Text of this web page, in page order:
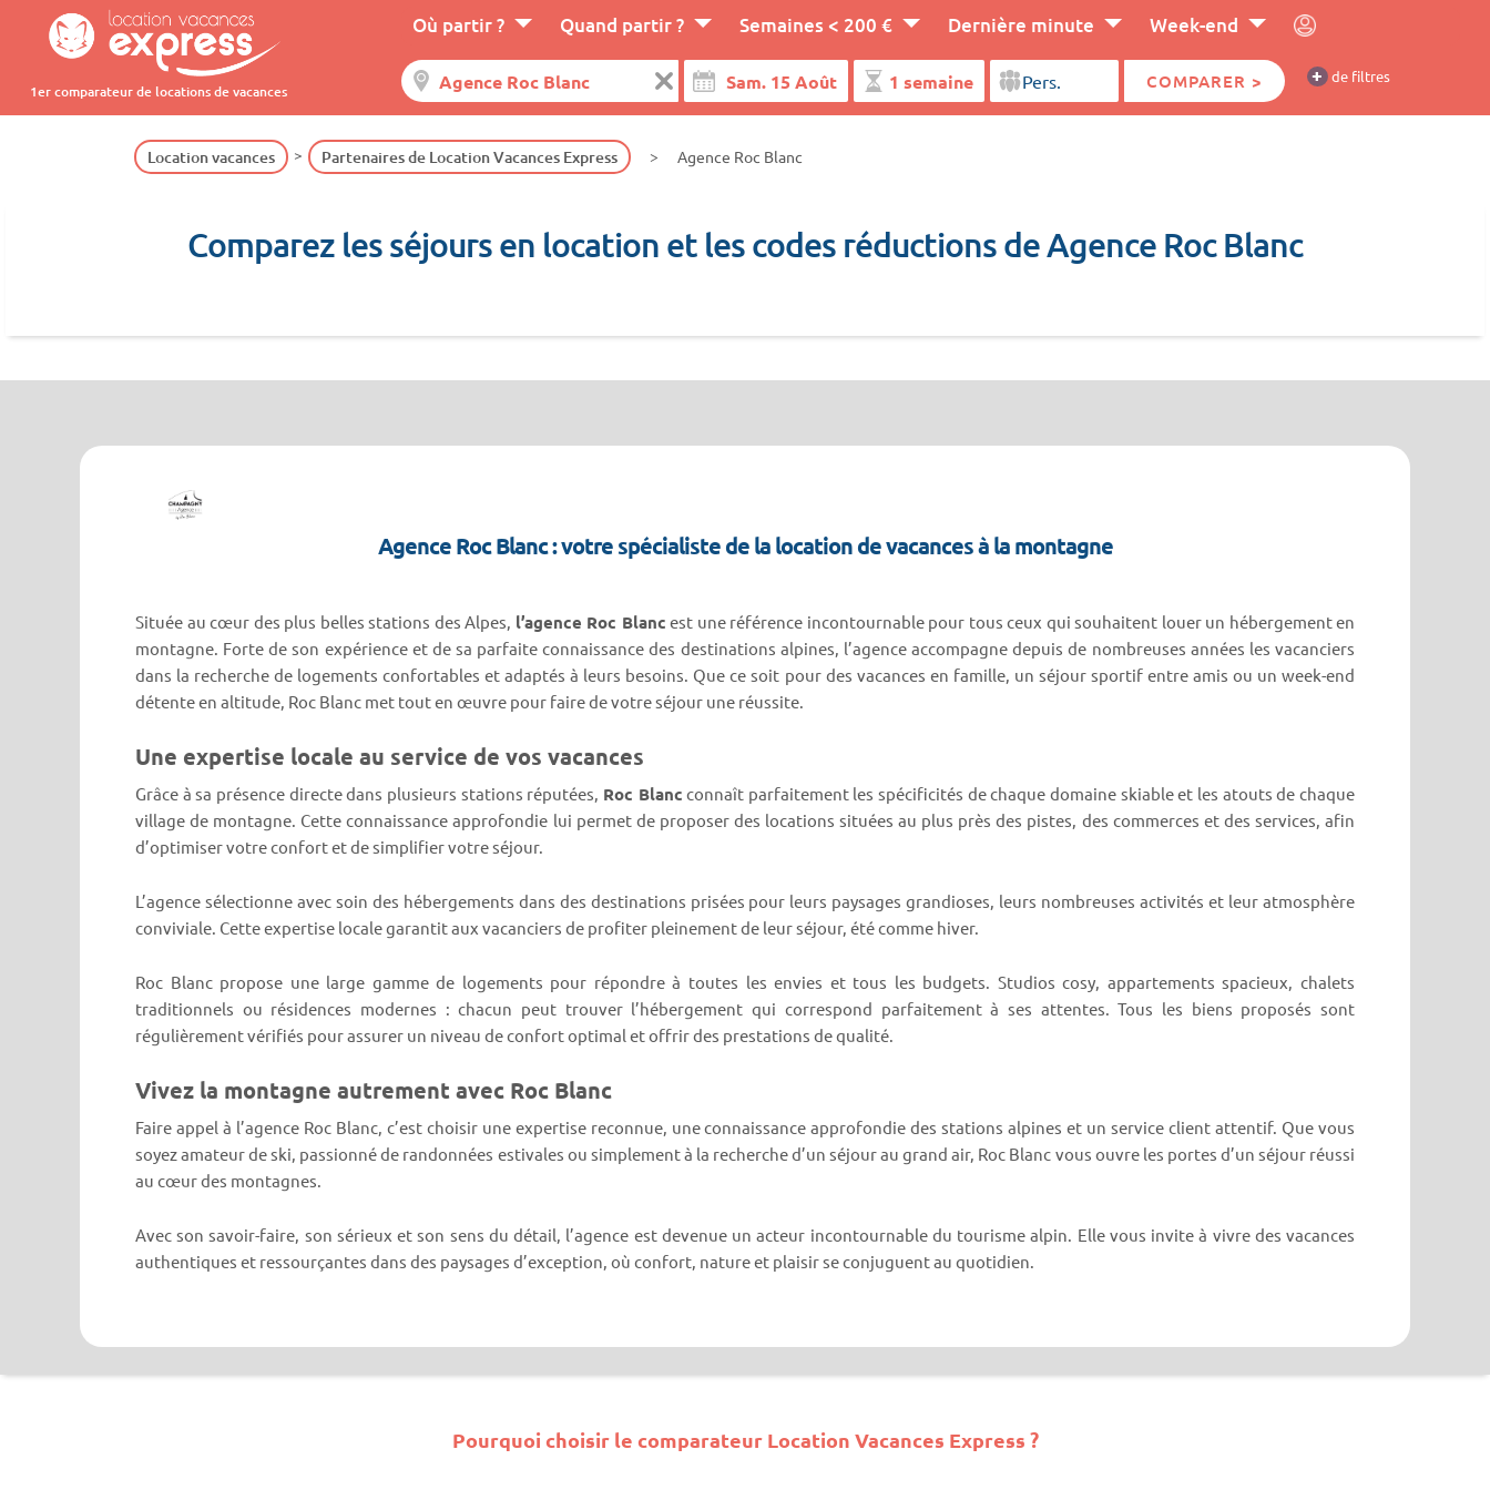
1er comparateur de locations de vacances
Où partir ? Quand partir ? Semaines < 200 € Dernière minute Week-end
COMPARER > + de filtres
Location vacances Partenaires de Location Vacances Express Agence Roc Blanc
Comparez les séjours en location et les codes réductions de Agence Roc Blanc
Agence Roc Blanc : votre spécialiste de la location de vacances à la montagne
Située au cœur des plus belles stations des Alpes, l’agence Roc Blanc est une référence incontournable pour tous ceux qui souhaitent louer un hébergement en
montagne. Forte de son expérience et de sa parfaite connaissance des destinations alpines, l’agence accompagne depuis de nombreuses années les vacanciers
dans la recherche de logements confortables et adaptés à leurs besoins. Que ce soit pour des vacances en famille, un séjour sportif entre amis ou un week-end
détente en altitude, Roc Blanc met tout en œuvre pour faire de votre séjour une réussite.
Une expertise locale au service de vos vacances
Grâce à sa présence directe dans plusieurs stations réputées, Roc Blanc connaît parfaitement les spécificités de chaque domaine skiable et les atouts de chaque
village de montagne. Cette connaissance approfondie lui permet de proposer des locations situées au plus près des pistes, des commerces et des services, afin
d’optimiser votre confort et de simplifier votre séjour.
L’agence sélectionne avec soin des hébergements dans des destinations prisées pour leurs paysages grandioses, leurs nombreuses activités et leur atmosphère
conviviale. Cette expertise locale garantit aux vacanciers de profiter pleinement de leur séjour, été comme hiver.
Roc Blanc propose une large gamme de logements pour répondre à toutes les envies et tous les budgets. Studios cosy, appartements spacieux, chalets
traditionnels ou résidences modernes : chacun peut trouver l’hébergement qui correspond parfaitement à ses attentes. Tous les biens proposés sont
régulièrement vérifiés pour assurer un niveau de confort optimal et offrir des prestations de qualité.
Vivez la montagne autrement avec Roc Blanc
Faire appel à l’agence Roc Blanc, c’est choisir une expertise reconnue, une connaissance approfondie des stations alpines et un service client attentif. Que vous
soyez amateur de ski, passionné de randonnées estivales ou simplement à la recherche d’un séjour au grand air, Roc Blanc vous ouvre les portes d’un séjour réussi
au cœur des montagnes.
Avec son savoir-faire, son sérieux et son sens du détail, l’agence est devenue un acteur incontournable du tourisme alpin. Elle vous invite à vivre des vacances
authentiques et ressourçantes dans des paysages d’exception, où confort, nature et plaisir se conjuguent au quotidien.
Pourquoi choisir le comparateur Location Vacances Express ?